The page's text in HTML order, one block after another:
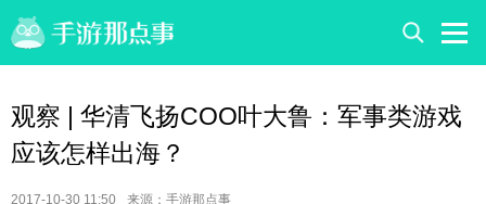
观察 | 华清飞扬COO叶大鲁：军事类游戏
应该怎样出海？
2017-10-30 11:50
来源：手游那点事